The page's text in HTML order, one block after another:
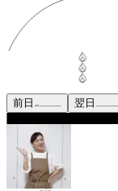
前日 翌日